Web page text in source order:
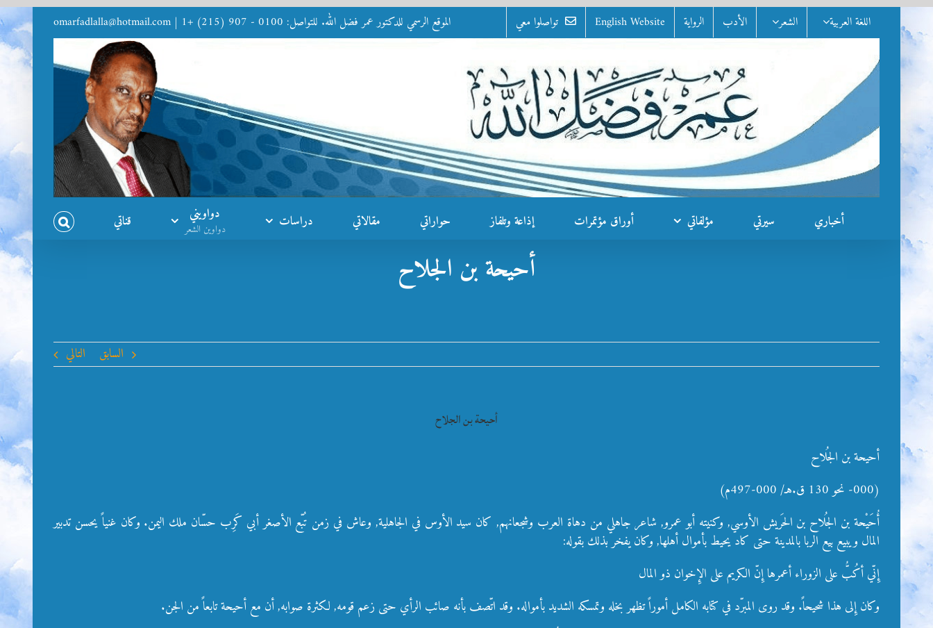
to
content
اللغة العربية الشعر الأدب الرواية English Website تواصلوا معي الموقع الرسمي للدكتور عمر فضل الله. للتواصل: 0100 - 907 (215) +1 |
omarfadlalla@hotmail.com
أخباري سيرتي مؤلفاتي أوراق مؤتمرات إذاعة وتلفاز حواراتي مقالاتي دراسات دواويني
دواوين الشعر قناتي
أحيحة بن الجلاح
السابق التالي
أحيحة بن الجلاح
أحيحة بن الجُلاح
(000- نحو 130 ق.هـ/ 000-497م)
أُحَيْحة بن الجُلاح بن الحَريش الأوسي, وكنيته أبو عمرو, شاعر جاهلي من دهاة العرب وشجعانهم, كان سيد الأوس في الجاهلية, وعاش في زمن تُبّع الأصغر أبي كَرِب حسّان ملك اليمن. وكان غنياً يحسن تدبير
المال ويبيع بيع الربا بالمدينة حتى كاد يحيط بأموال أهلها, وكان يفخر بذلك بقوله:
إِنّي أكُبُّ على الزوراء أعمرها إِنّ الكريم على الإِخوان ذو المال
وكان إِلى هذا شحيحاً. وقد روى المبرّد في كتابه الكامل أموراً تظهر بخله وتمسكه الشديد بأمواله. وقد اتّصف بأنه صائب الرأي حتى زعم قومه, لكثرة صوابه, أن مع أحيحة تابعاً من الجن.